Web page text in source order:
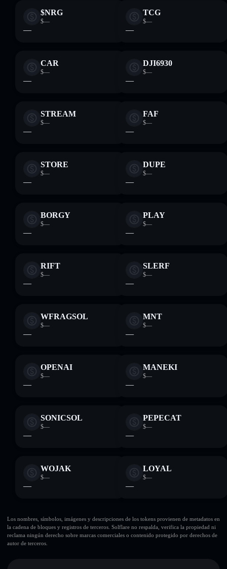
$NRG
$—
—
TCG
$—
—
CAR
$—
—
DJI6930
$—
—
STREAM
$—
—
FAF
$—
—
STORE
$—
—
DUPE
$—
—
BORGY
$—
—
PLAY
$—
—
RIFT
$—
—
SLERF
$—
—
WFRAGSOL
$—
—
MNT
$—
—
OPENAI
$—
—
MANEKI
$—
—
SONICSOL
$—
—
PEPECAT
$—
—
WOJAK
$—
—
LOYAL
$—
—
Los nombres, símbolos, imágenes y descripciones de los tokens provienen de metadatos en
la cadena de bloques y registros de terceros. Solflare no respalda, verifica la propiedad ni
reclama ningún derecho sobre marcas comerciales o contenido protegido por derechos de
autor de terceros.